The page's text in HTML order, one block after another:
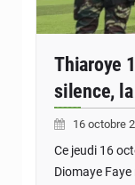
Thiaroye
silence,
16 octobre
Ce jeudi 16
Diomaye